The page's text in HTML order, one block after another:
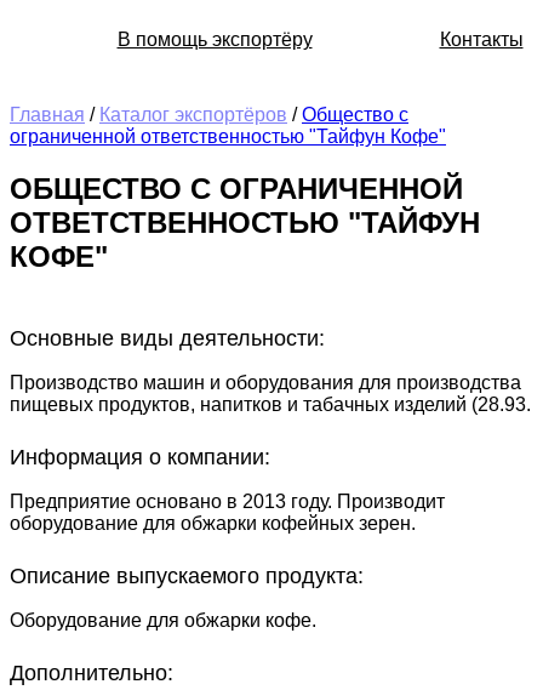
В помощь экспортёру Контакты
Главная / Каталог экспортёров /Общество с
ограниченной ответственностью "Тайфун Кофе"
ОБЩЕСТВО С ОГРАНИЧЕННОЙ
ОТВЕТСТВЕННОСТЬЮ "ТАЙФУН
КОФЕ"
Основные виды деятельности:
Производство машин и оборудования для производства
пищевых продуктов, напитков и табачных изделий (28.93.
Информация о компании:
Предприятие основано в 2013 году. Производит
оборудование для обжарки кофейных зерен.
Описание выпускаемого продукта:
Оборудование для обжарки кофе.
Дополнительно: